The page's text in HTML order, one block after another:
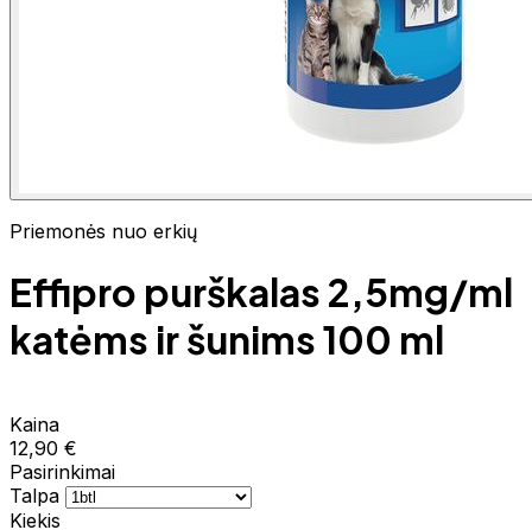
Priemonės nuo erkių
Effipro purškalas 2,5mg/ml
katėms ir šunims 100 ml
Kaina
12,90 €
Pasirinkimai
Talpa
Kiekis